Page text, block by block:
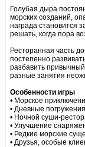
Голубая дыра
морских созданий,
награда становится
решать, когда пора
Ресторанная часть
постепенно
разбавить
разные занятия
Особенности игры
• Морское
• Дневные
• Ночной суши-
• Улучшение
• Редкие морские
• Друзья, особые